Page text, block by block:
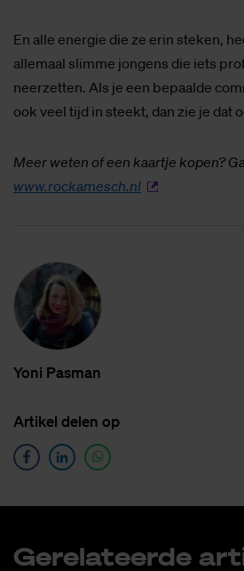
En alle energie die ze erin steken,
allemaal slimme jongens die iets
neerzetten. Als je een bepaalde
ook veel tijd in steekt, dan zie je dat
Meer weten of een kaartje kopen?
www.rockamesch.nl
Yoni Pas­man
Ar­ti­kel de­len op
Ge­re­la­teer­de